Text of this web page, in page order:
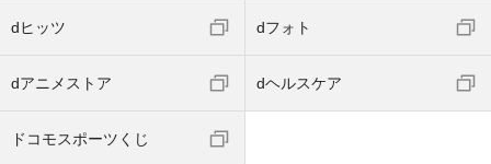
dヒッツ dフォト
dアニメストア dヘルスケア
ドコモスポーツくじ